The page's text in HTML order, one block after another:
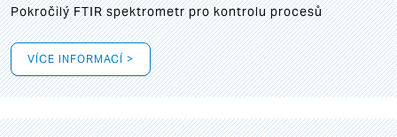
Pokročilý FTIR spektrometr pro kontrolu procesů
VÍCE INFORMACÍ >